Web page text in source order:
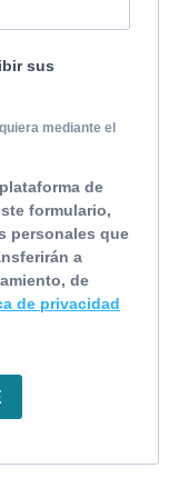
sus
mediante el
de
formulario,
personales que
a
de
de privacidad